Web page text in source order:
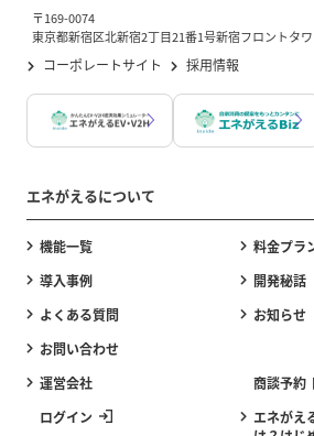
〒169-0074
東京都新宿区北新宿2丁目21番1号新宿フロントタ
コーポレートサイト 採用情報
エネがえるについて
機能一覧
料金プラ
導入事例
開発秘話
よくある質問
お知らせ
お問い合わせ
運営会社
商談予約
ログイン
エネがえ